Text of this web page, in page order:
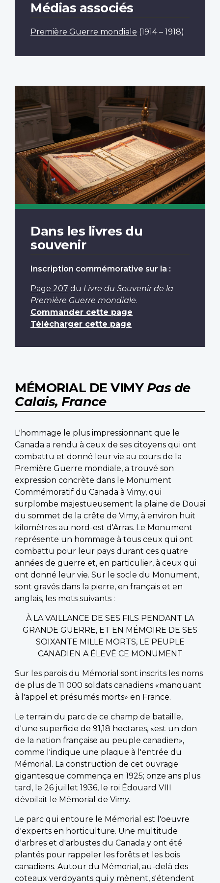
Médias associés
Première Guerre mondiale (1914 – 1918)
Dans les livres du
souvenir
Inscription commémorative sur la :
Page 207 du Livre du Souvenir de la
Première Guerre mondiale.
Commander cette page
Télécharger cette page
MÉMORIAL DE VIMY Pas de
Calais, France
L'hommage le plus impressionnant que le
Canada a rendu à ceux de ses citoyens qui ont
combattu et donné leur vie au cours de la
Première Guerre mondiale, a trouvé son
expression concrète dans le Monument
Commémoratif du Canada à Vimy, qui
surplombe majestueusement la plaine de Douai
du sommet de la crête de Vimy, à environ huit
kilomètres au nord-est d'Arras. Le Monument
représente un hommage à tous ceux qui ont
combattu pour leur pays durant ces quatre
années de guerre et, en particulier, à ceux qui
ont donné leur vie. Sur le socle du Monument,
sont gravés dans la pierre, en français et en
anglais, les mots suivants :
À LA VAILLANCE DE SES FILS PENDANT LA
GRANDE GUERRE, ET EN MÉMOIRE DE SES
SOIXANTE MILLE MORTS, LE PEUPLE
CANADIEN A ÉLEVÉ CE MONUMENT
Sur les parois du Mémorial sont inscrits les noms
de plus de 11 000 soldats canadiens «manquant
à l'appel et présumés morts» en France.
Le terrain du parc de ce champ de bataille,
d'une superficie de 91,18 hectares, «est un don
de la nation française au peuple canadien»,
comme l'indique une plaque à l'entrée du
Mémorial. La construction de cet ouvrage
gigantesque commença en 1925; onze ans plus
tard, le 26 juillet 1936, le roi Édouard VIII
dévoilait le Mémorial de Vimy.
Le parc qui entoure le Mémorial est l'oeuvre
d'experts en horticulture. Une multitude
d'arbres et d'arbustes du Canada y ont été
plantés pour rappeler les forêts et les bois
canadiens. Autour du Mémorial, au-delà des
coteaux verdoyants qui y mènent, s'étendent